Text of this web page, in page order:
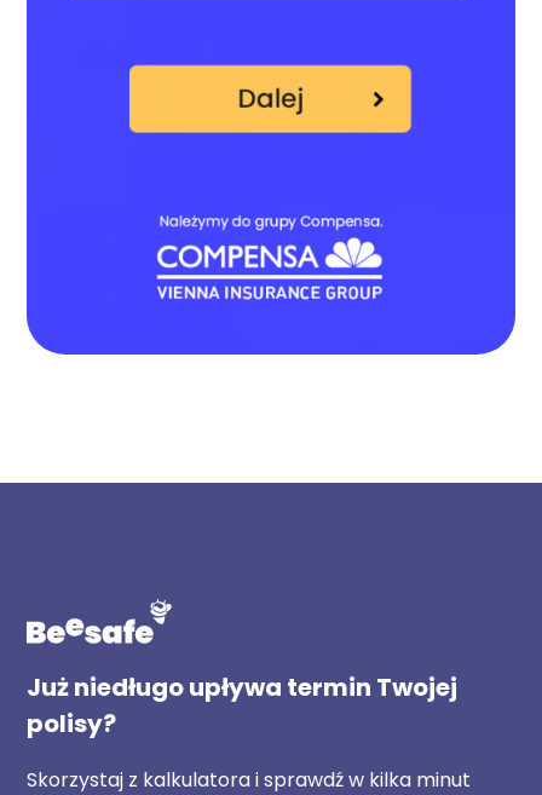
Już niedługo upływa termin Twojej
polisy?
Skorzystaj z kalkulatora i sprawdź w kilka minut